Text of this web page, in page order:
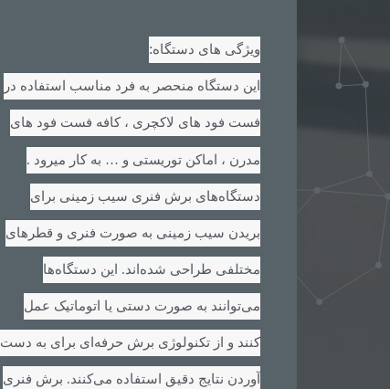
ویژگی های دستگاه:
این دستگاه منحصر به فرد مناسب استفاده در
فست فود های لاکچری ، کافه فست فود های
مدرن ، اماکن توریستی و … به کار میرود .
دستگاه‌های برش فنری سیب زمینی برای
بریدن سیب زمینی به صورت فنری و قطرهای
مختلفی طراحی شده‌اند. این دستگاه‌ها
می‌توانند به صورت دستی یا اتوماتیک عمل
کنند و از تکنولوژی برش حرفه‌ای برای به دست
آوردن نتایج دقیق استفاده می‌کنند. برش فنری